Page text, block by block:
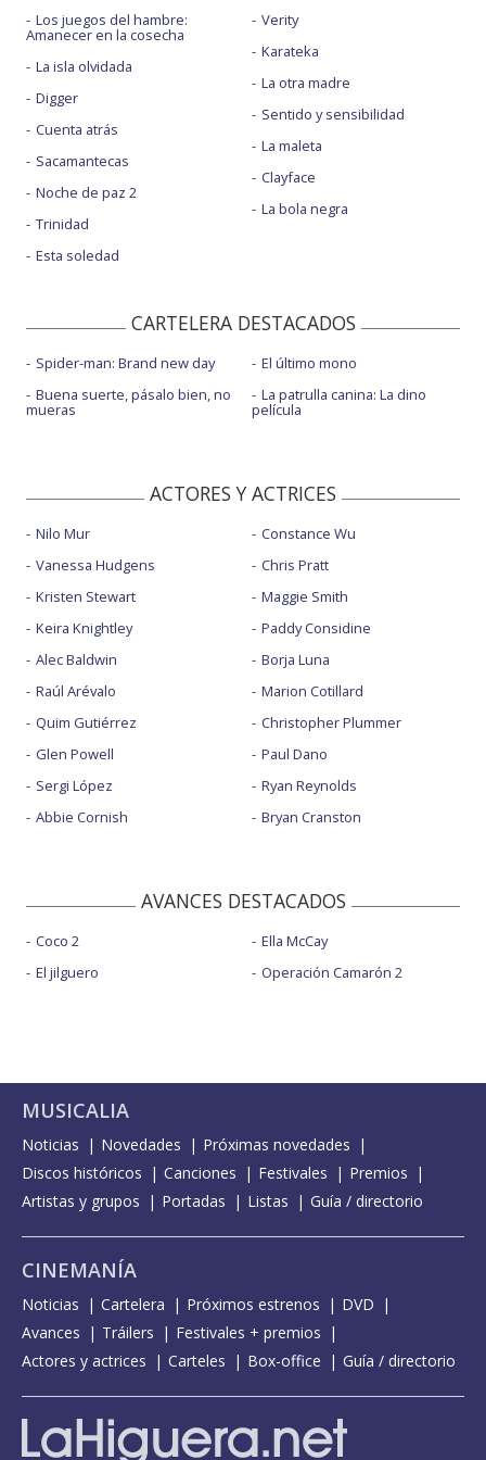
Los juegos del hambre:
Amanecer en la cosecha
La isla olvidada
Digger
Cuenta atrás
Sacamantecas
Noche de paz 2
Trinidad
Esta soledad
Verity
Karateka
La otra madre
Sentido y sensibilidad
La maleta
Clayface
La bola negra
CARTELERA DESTACADOS
Spider-man: Brand new day
Buena suerte, pásalo bien, no
mueras
El último mono
La patrulla canina: La dino
película
ACTORES Y ACTRICES
Nilo Mur
Vanessa Hudgens
Kristen Stewart
Keira Knightley
Alec Baldwin
Raúl Arévalo
Quim Gutiérrez
Glen Powell
Sergi López
Abbie Cornish
Constance Wu
Chris Pratt
Maggie Smith
Paddy Considine
Borja Luna
Marion Cotillard
Christopher Plummer
Paul Dano
Ryan Reynolds
Bryan Cranston
AVANCES DESTACADOS
Coco 2
El jilguero
Ella McCay
Operación Camarón 2
MUSICALIA
Noticias Novedades
Próximas novedades
Discos históricos
Canciones Festivales
Premios
Artistas y grupos
Portadas Listas Guía / directorio
CINEMANÍA
Noticias Cartelera Próximos estrenos
DVD
Avances
Tráilers
Festivales + premios
Actores y actrices
Carteles Box-office Guía / directorio